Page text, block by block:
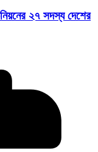
২৭ সদস্য দেশের